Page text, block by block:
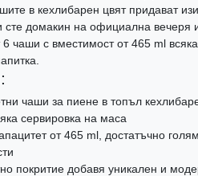
в кехлибарен цвят придават
сте домакин на официална вечеря
чаши с вместимост от 465 ml
чаши за пиене в топъл
сервировка на маса
от 465 ml, достатъчно
покритие добавя уникален и